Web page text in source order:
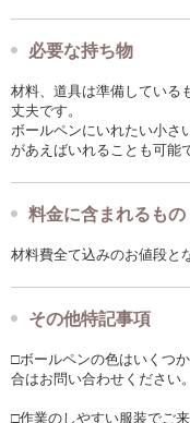
必要な持ち物
材料、道具は準備している
丈夫です。
ボールペンにいれたい小さ
があえばいれることも可能
料金に含まれるもの
材料費全て込みのお値段と
その他特記事項
□ボールペンの色はいくつ
合はお問い合わせください。
□作業のしやすい服装でご来